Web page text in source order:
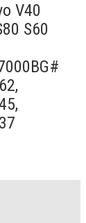
V40
S60